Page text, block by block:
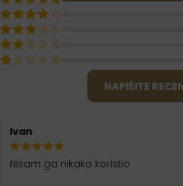
NAPIŠITE
Ivan
Nisam ga nikako koristio